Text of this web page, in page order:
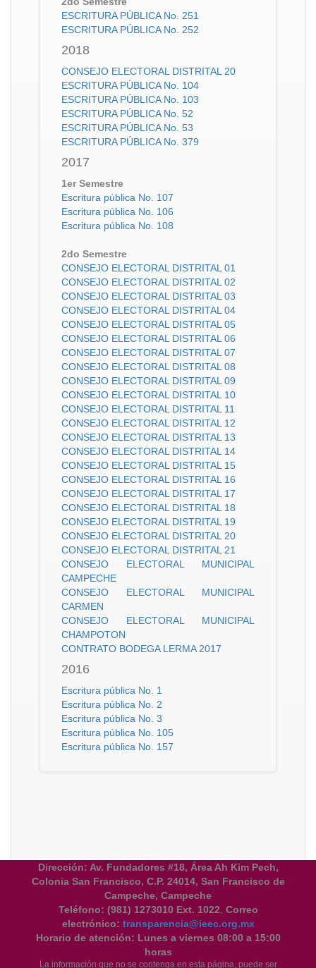
ESCRITURA PÚBLICA No. 251
ESCRITURA PÚBLICA No. 252
2018
CONSEJO ELECTORAL DISTRITAL 20
ESCRITURA PÚBLICA No. 104
ESCRITURA PÚBLICA No. 103
ESCRITURA PÚBLICA No. 52
ESCRITURA PÚBLICA No. 53
ESCRITURA PÚBLICA No. 379
2017
1er Semestre
Escritura pública No. 107
Escritura pública No. 106
Escritura pública No. 108
2do Semestre
CONSEJO ELECTORAL DISTRITAL 01
CONSEJO ELECTORAL DISTRITAL 02
CONSEJO ELECTORAL DISTRITAL 03
CONSEJO ELECTORAL DISTRITAL 04
CONSEJO ELECTORAL DISTRITAL 05
CONSEJO ELECTORAL DISTRITAL 06
CONSEJO ELECTORAL DISTRITAL 07
CONSEJO ELECTORAL DISTRITAL 08
CONSEJO ELECTORAL DISTRITAL 09
CONSEJO ELECTORAL DISTRITAL 10
CONSEJO ELECTORAL DISTRITAL 11
CONSEJO ELECTORAL DISTRITAL 12
CONSEJO ELECTORAL DISTRITAL 13
CONSEJO ELECTORAL DISTRITAL 14
CONSEJO ELECTORAL DISTRITAL 15
CONSEJO ELECTORAL DISTRITAL 16
CONSEJO ELECTORAL DISTRITAL 17
CONSEJO ELECTORAL DISTRITAL 18
CONSEJO ELECTORAL DISTRITAL 19
CONSEJO ELECTORAL DISTRITAL 20
CONSEJO ELECTORAL DISTRITAL 21
CONSEJO ELECTORAL MUNICIPAL
CAMPECHE
CONSEJO ELECTORAL MUNICIPAL
CARMEN
CONSEJO ELECTORAL MUNICIPAL
CHAMPOTON
CONTRATO BODEGA LERMA 2017
2016
Escritura pública No. 1
Escritura pública No. 2
Escritura pública No. 3
Escritura pública No. 105
Escritura pública No. 157
Dirección: Av. Fundadores #18, Área Ah Kim Pech,
Colonia San Francisco, C.P. 24014, San Francisco de
Campeche, Campeche
Teléfono: (981) 1273010 Ext. 1022 Correo
electrónico: transparencia@ieec.org.mx
Horario de atención: Lunes a viernes 08:00 a 15:00
horas
La información que no se contenga en esta página, puede ser